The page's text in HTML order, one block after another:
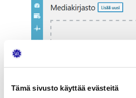
Tämä sivusto käyttää evästeitä
Sen jälkeen avautuu ruutu, josta